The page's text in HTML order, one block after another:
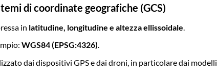
di coordinate geografiche (GCS)
in latitudine, longitudine e altezza ellissoidale
WGS84 (EPSG:4326).
dai dispositivi GPS e dai droni, in particolare dai